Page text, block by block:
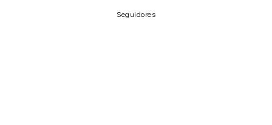
Seguidores